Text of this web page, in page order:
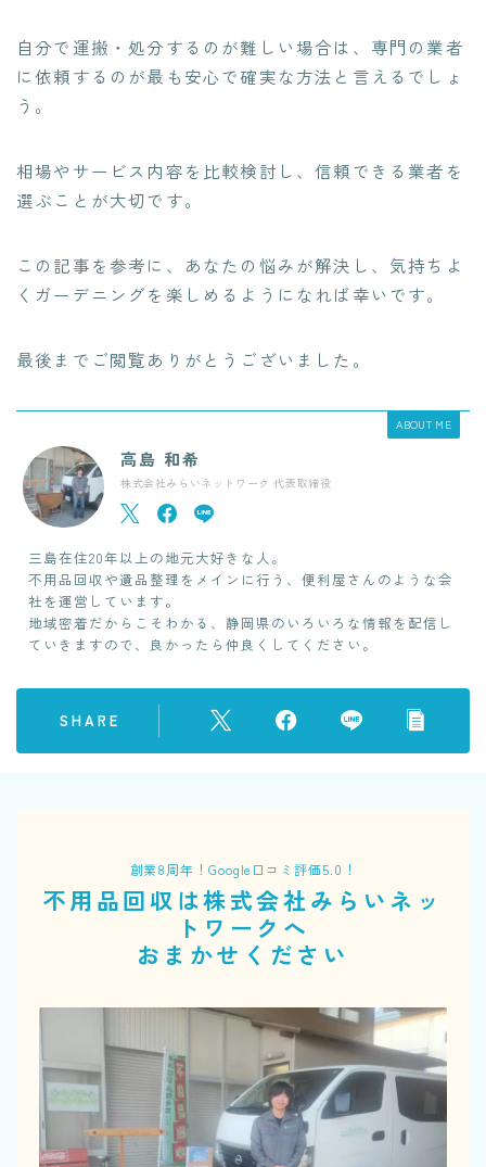
自分で運搬・処分するのが難しい場合は、専門の業者
に依頼するのが最も安心で確実な方法と言えるでしょ
う。
相場やサービス内容を比較検討し、信頼できる業者を
選ぶことが大切です。
この記事を参考に、あなたの悩みが解決し、気持ちよ
くガーデニングを楽しめるようになれば幸いです。
最後までご閲覧ありがとうございました。
ABOUT ME
高島 和希
株式会社みらいネットワーク 代表取締役
三島在住20年以上の地元大好きな人。
不用品回収や遺品整理をメインに行う、便利屋さんのような会
社を運営しています。
地域密着だからこそわかる、静岡県のいろいろな情報を配信し
ていきますので、良かったら仲良くしてください。
SHARE
創業8周年！Google口コミ評価5.0！
不用品回収は株式会社みらいネッ
トワークへ
おまかせください